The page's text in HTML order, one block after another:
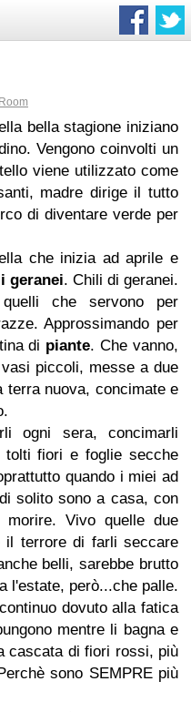
bella stagione iniziano
Vengono coinvolti un
viene utilizzato come
madre dirige il tutto
di diventare verde per
che inizia ad aprile e
i geranei. Chili di geranei.
che servono per
Approssimando per
di piante. Che vanno,
piccoli, messe a due
terra nuova, concimate e
ogni sera, concimarli
tolti fiori e foglie secche
quando i miei ad
solito sono a casa, con
Vivo quelle due
il terrore di farli seccare
belli, sarebbe brutto
l'estate, però...che palle.
dovuto alla fatica
mentre li bagna e
cascata di fiori rossi, più
sono SEMPRE più